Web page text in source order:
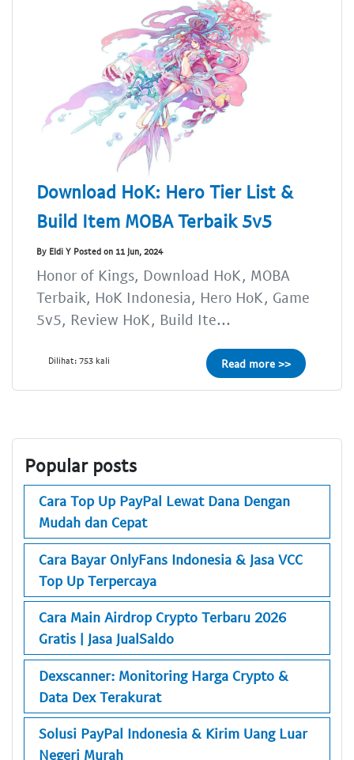
Download HoK: Hero Tier List &
Build Item MOBA Terbaik 5v5
By Eldi Y Posted on 11 Jun, 2024
Honor of Kings, Download HoK, MOBA
Terbaik, HoK Indonesia, Hero HoK, Game
5v5, Review HoK, Build Ite...
Dilihat: 753 kali Read more >>
Popular posts
Cara Top Up PayPal Lewat Dana Dengan
Mudah dan Cepat
Cara Bayar OnlyFans Indonesia & Jasa VCC
Top Up Terpercaya
Cara Main Airdrop Crypto Terbaru 2026
Gratis | Jasa JualSaldo
Dexscanner: Monitoring Harga Crypto &
Data Dex Terakurat
Solusi PayPal Indonesia & Kirim Uang Luar
Negeri Murah